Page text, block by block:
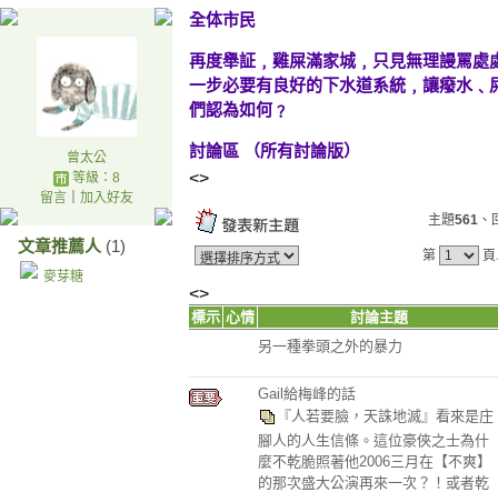
曾太公
等級：8
留言｜ 加入好友
文章推薦人 (1)
麥芽糖
全体市民
再度舉証﹐雞屎滿家城﹐只見無理謾罵
一步必要有良好的下水道系統﹐讓癈水
們認為如何﹖
討論區 （所有討論版）
<>
主題561 、
第
<>
標示 心情
討論主題
另一種拳頭之外的暴力
Gail給梅峰的話
『人若要臉，天誅地滅』看來是庄
腳人的人生信條。這位豪俠之士為什
麼不乾脆照著他2006三月在【不爽】
的那次盛大公演再來一次？！或者乾